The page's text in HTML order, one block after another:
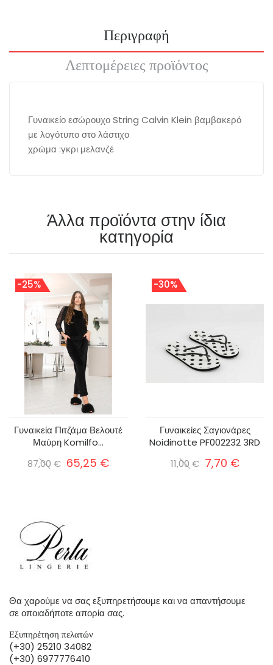
Περιγραφή
Λεπτομέρειες προϊόντος
Γυναικείο εσώρουχο String Calvin Klein βαμβακερό
με λογότυπο στο λάστιχο
χρώμα :γκρι μελανζέ
Άλλα προϊόντα στην ίδια
κατηγορία
-25%
Γυναικεία Πιτζάμα Βελουτέ
Μαύρη Komilfo...
87,00 € 65,25 €
-30%
Γυναικείες Σαγιονάρες
Noidinotte PF002232 3RD
11,00 € 7,70 €
Θα χαρούμε να σας εξυπηρετήσουμε και να απαντήσουμε
σε οποιαδήποτε απορία σας.
Εξυπηρέτηση πελατών
(+30) 25210 34082
(+30) 6977776410